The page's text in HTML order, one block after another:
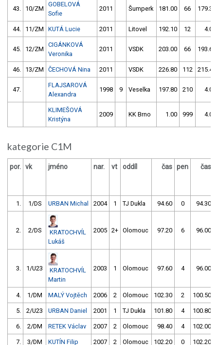
43. 10/ZM
GOBELOVÁ
Sofie
2011 Šumperk 181.00 66 179.30
44. 11/ZM KUTÁ Lucie 2011 Litovel 192.10 12 4.00
45. 12/ZM
CIGÁNKOVÁ
Veronika
2011 VSDK 203.00 66 193.60
46. 13/ZM ČECHOVÁ Nina 2011 VSDK 226.80 112 215.40
47.
FLAJSAROVÁ
Alexandra
1998 9 Veselka 197.80 210 4.00
KLIMEŠOVÁ
Kristýna
2009 KK Brno 1.00 999 4.00
kategorie C1M
por. vk jméno nar. vt oddíl čas pen čas
1. 1/DS URBAN Michal 2004 1 TJ Dukla 94.60 0 94.30
2. 2/DS
KRATOCHVÍL
Lukáš
2005 2+ Olomouc 97.20 6 96.00
3. 1/U23
KRATOCHVÍL
Martin
2003 1 Olomouc 97.60 4 96.00
4. 1/DM MALÝ Vojtěch 2006 2 Olomouc 102.30 2 100.50
5. 2/U23 URBAN Daniel 2001 1 TJ Dukla 101.80 4 100.80
6. 2/DM RETEK Václav 2007 2 Olomouc 98.40 4 102.00
7. 3/DM KUTÍN Filip 2007 2 Olomouc 102.20 0 102.20